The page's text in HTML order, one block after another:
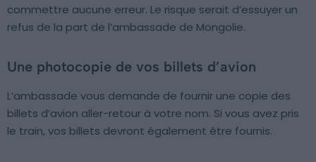
commettre aucune erreur. Le risque serait d’essuyer un
refus de la part de l’ambassade de Mongolie.
Une photocopie de vos billets d’avion
L’ambassade vous demande de fournir une copie des
billets d’avion aller-retour à votre nom. Si vous avez pris
le train, vos billets devront également être fournis.